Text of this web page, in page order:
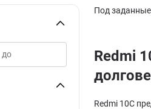
Под
Redmi
Redmi 10C